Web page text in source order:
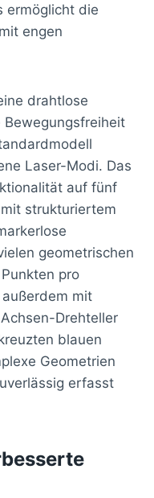
ermöglicht die
engen
drahtlose
Bewegungsfreiheit
Laser-Modi. Das
auf fünf
strukturiertem
geometrischen
pro
mit
Drehteller
blauen
Geometrien
erfasst